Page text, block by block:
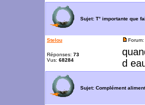
Sujet: T° importante que
Stelou
Réponses: 73
Vus: 68284
Forum:
d
Sujet: Complément